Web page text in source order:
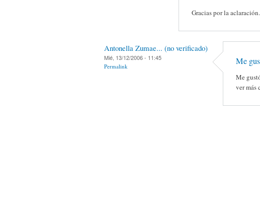
Gracias por la aclaración.
Antonella Zumae... (no verificado)
Mié, 13/12/2006 - 11:45
Permalink Me
Me
ver más